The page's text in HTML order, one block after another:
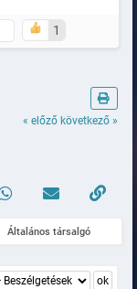
1
« előző következő »
Általános társalgó